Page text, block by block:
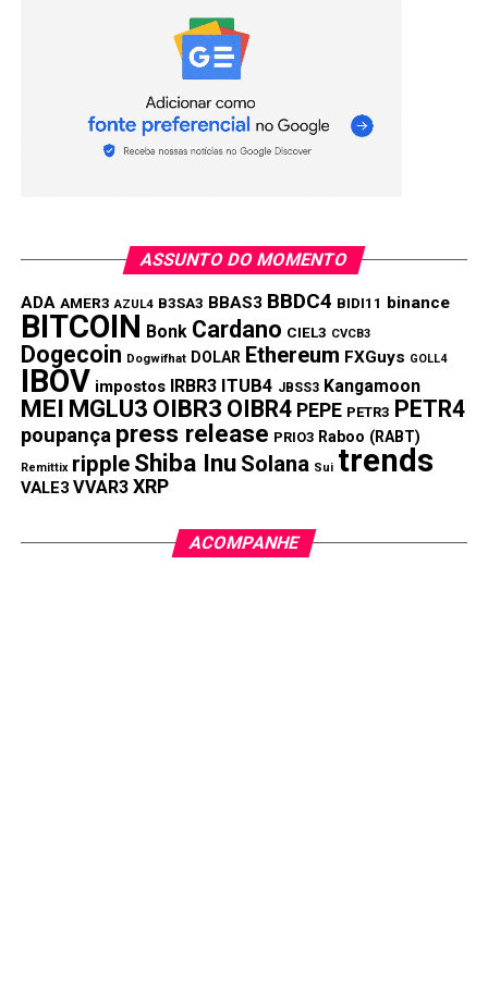
ASSUNTO DO MOMENTO
ADA AMER3 AZUL4 B3SA3 BBAS3 BBDC4 BIDI11 binance
BITCOIN Bonk Cardano CIEL3 CVCB3
Dogecoin Dogwifhat DOLAR Ethereum FXGuys GOLL4
IBOV impostos IRBR3 ITUB4 JBSS3 Kangamoon
MEI MGLU3 OIBR3 OIBR4 PEPE PETR3 PETR4
poupança press release PRIO3 Raboo (RABT)
Remittix ripple Shiba Inu Solana Sui trends
VALE3 VVAR3 XRP
ACOMPANHE